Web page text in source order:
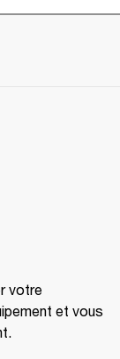
votre
et vous